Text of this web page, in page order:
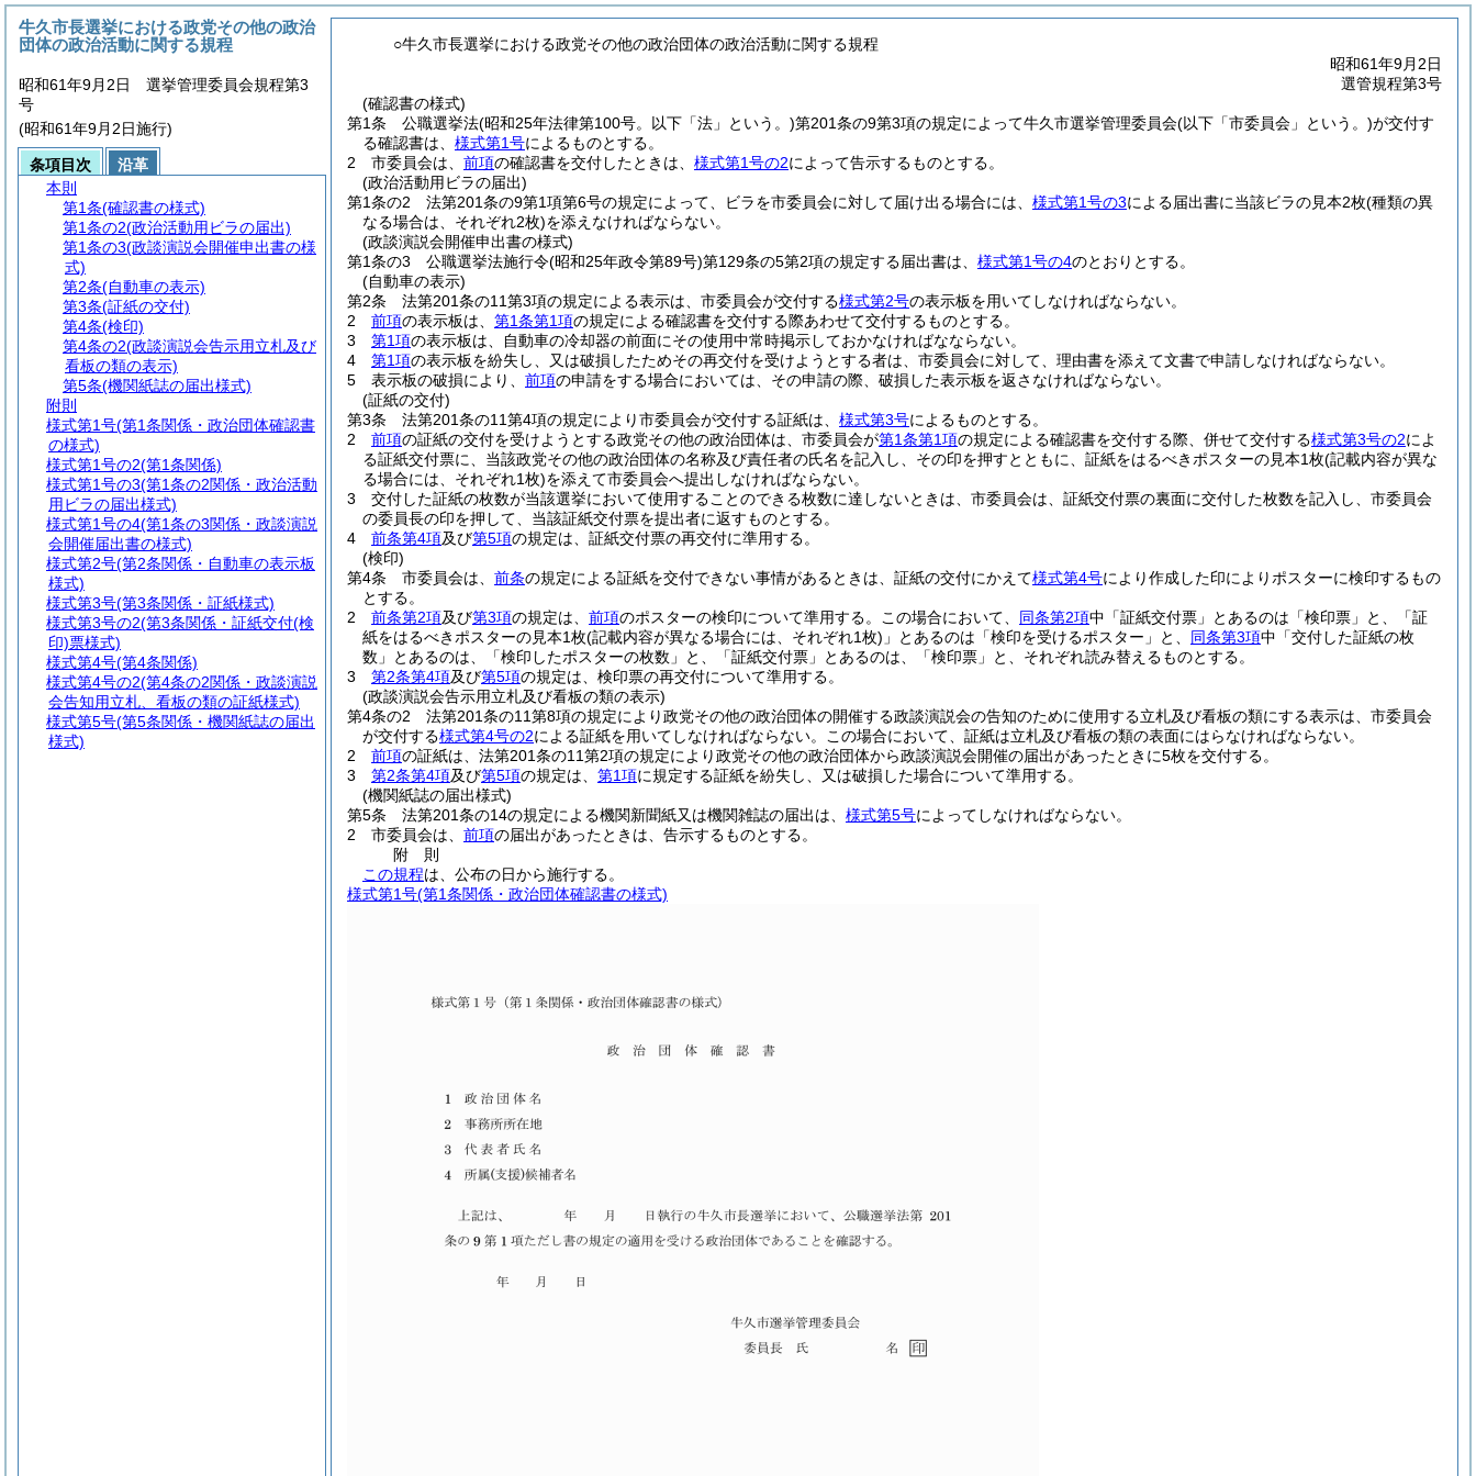
○牛久市長選挙における政党その他の政治団体の政治活動に関する規程
昭和61年9月2日
選管規程第3号
(確認書の様式)
第1条
公職選挙法(昭和25年法律第100号。以下「法」という。)第201条の9第3項の規定によって牛久市選挙管理委員会(以下「市委員会」という。)が交付す
る確認書は、 様式第1号によるものとする。
2
市委員会は、 前項の確認書を交付したときは、 様式第1号の2によって告示するものとする。
(政治活動用ビラの届出)
第1条の2
法第201条の9第1項第6号の規定によって、ビラを市委員会に対して届け出る場合には、 様式第1号の3による届出書に当該ビラの見本2枚(種類の異
なる場合は、それぞれ2枚)を添えなければならない。
(政談演説会開催申出書の様式)
第1条の3
公職選挙法施行令(昭和25年政令第89号)第129条の5第2項の規定する届出書は、 様式第1号の4のとおりとする。
(自動車の表示)
第2条
法第201条の11第3項の規定による表示は、市委員会が交付する様式第2号の表示板を用いてしなければならない。
2
前項の表示板は、 第1条第1項の規定による確認書を交付する際あわせて交付するものとする。
3
第1項の表示板は、自動車の冷却器の前面にその使用中常時掲示しておかなければなならない。
4
第1項の表示板を紛失し、又は破損したためその再交付を受けようとする者は、市委員会に対して、理由書を添えて文書で申請しなければならない。
5
表示板の破損により、 前項の申請をする場合においては、その申請の際、破損した表示板を返さなければならない。
(証紙の交付)
第3条
法第201条の11第4項の規定により市委員会が交付する証紙は、 様式第3号によるものとする。
2
前項の証紙の交付を受けようとする政党その他の政治団体は、市委員会が第1条第1項の規定による確認書を交付する際、併せて交付する様式第3号の2によ
る証紙交付票に、当該政党その他の政治団体の名称及び責任者の氏名を記入し、その印を押すとともに、証紙をはるべきポスターの見本1枚(記載内容が異な
る場合には、それぞれ1枚)を添えて市委員会へ提出しなければならない。
3
交付した証紙の枚数が当該選挙において使用することのできる枚数に達しないときは、市委員会は、証紙交付票の裏面に交付した枚数を記入し、市委員会
の委員長の印を押して、当該証紙交付票を提出者に返すものとする。
4
前条第4項及び第5項の規定は、証紙交付票の再交付に準用する。
(検印)
第4条
市委員会は、 前条の規定による証紙を交付できない事情があるときは、証紙の交付にかえて様式第4号により作成した印によりポスターに検印するもの
とする。
2
前条第2項及び第3項の規定は、 前項のポスターの検印について準用する。 この場合において、 同条第2項中「証紙交付票」とあるのは「検印票」と、「証
紙をはるべきポスターの見本1枚(記載内容が異なる場合には、それぞれ1枚) 」とあるのは「検印を受けるポスター」と、 同条第3項中「交付した証紙の枚
数」とあるのは、「検印したポスターの枚数」と、「証紙交付票」とあるのは、「検印票」と、それぞれ読み替えるものとする。
3
第2条第4項及び第5項の規定は、検印票の再交付について準用する。
(政談演説会告示用立札及び看板の類の表示)
第4条の2
法第201条の11第8項の規定により政党その他の政治団体の開催する政談演説会の告知のために使用する立札及び看板の類にする表示は、市委員会
が交付する様式第4号の2による証紙を用いてしなければならない。
この場合において、証紙は立札及び看板の類の表面にはらなければならない。
2
前項の証紙は、法第201条の11第2項の規定により政党その他の政治団体から政談演説会開催の届出があったときに5枚を交付する。
3
第2条第4項及び第5項の規定は、 第1項に規定する証紙を紛失し、又は破損した場合について準用する。
(機関紙誌の届出様式)
第5条
法第201条の14の規定による機関新聞紙又は機関雑誌の届出は、 様式第5号によってしなければならない。
2
市委員会は、 前項の届出があったときは、告示するものとする。
附 則
この規程は、公布の日から施行する。
様式第1号(第1条関係・政治団体確認書の様式)
牛久市長選挙における政党その他の政治
団体の政治活動に関する規程
昭和61年9月2日 選挙管理委員会規程第3
号
(昭和61年9月2日施行)
条項目次
沿革
本則
第1条(確認書の様式)
第1条の2(政治活動用ビラの届出)
第1条の3(政談演説会開催申出書の様
式)
第2条(自動車の表示)
第3条(証紙の交付)
第4条(検印)
第4条の2(政談演説会告示用立札及び
看板の類の表示)
第5条(機関紙誌の届出様式)
附則
様式第1号(第1条関係・政治団体確認書
の様式)
様式第1号の2(第1条関係)
様式第1号の3(第1条の2関係・政治活動
用ビラの届出様式)
様式第1号の4(第1条の3関係・政談演説
会開催届出書の様式)
様式第2号(第2条関係・自動車の表示板
様式)
様式第3号(第3条関係・証紙様式)
様式第3号の2(第3条関係・証紙交付(検
印)票様式)
様式第4号(第4条関係)
様式第4号の2(第4条の2関係・政談演説
会告知用立札、看板の類の証紙様式)
様式第5号(第5条関係・機関紙誌の届出
様式)